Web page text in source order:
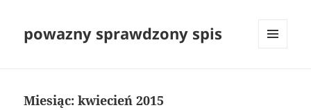
powazny sprawdzony spis
Miesiąc:kwiecień 2015